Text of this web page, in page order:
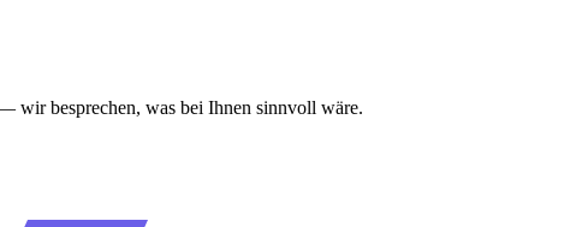
wir besprechen, was bei Ihnen sinnvoll wäre.